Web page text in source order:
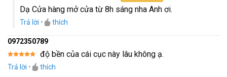
Dạ Cửa hàng mở cửa từ 8h sáng nha Anh ơi.
Trả lời • thích
0972350789
Được xếp
hạng55
độ bền của cái cục này lâu không ạ.
Trả lời •
thích